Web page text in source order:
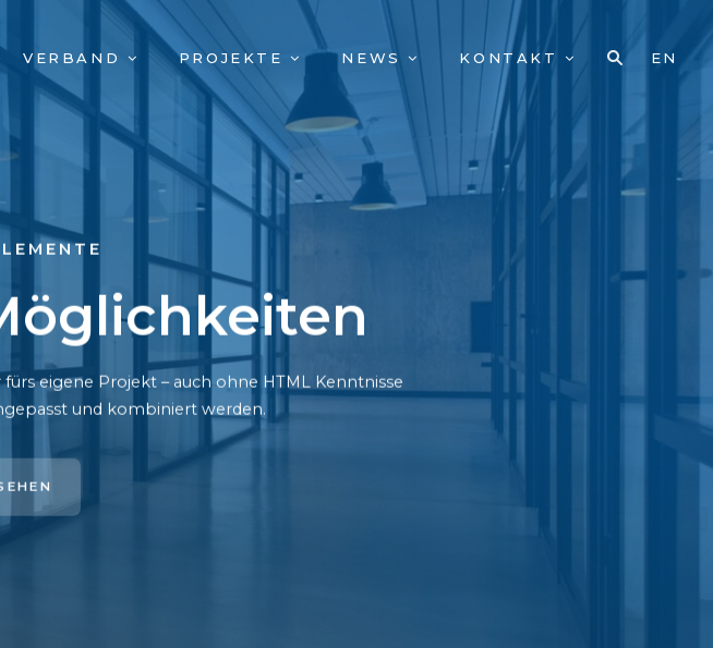
VERBAND PROJEKTE NEWS KONTAKT EN
eigene Projekt – auch ohne HTML Kenntnisse
und kombiniert werden.